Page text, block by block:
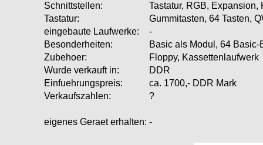
Schnittstellen:
Tastatur, RGB, Expansion,
Tastatur:
Gummitasten, 64 Tasten,
eingebaute Laufwerke:
-
Besonderheiten:
Basic als Modul, 64 Basic-
Zubehoer:
Floppy, Kassettenlaufwerk
Wurde verkauft in:
DDR
Einfuehrungspreis:
ca. 1700,- DDR Mark
Verkaufszahlen:
?
eigenes Geraet erhalten: -